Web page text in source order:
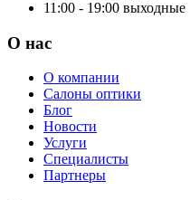
11:00 - 19:00 выходные
О нас
О компании
Салоны оптики
Блог
Новости
Услуги
Специалисты
Партнеры